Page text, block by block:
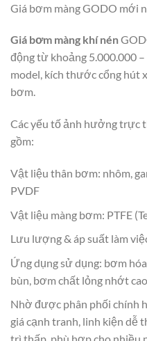
Giá bơm màng GODO mới
Giá bơm màng khí nén
động từ khoảng 5.000.000
model, kích thước cổng hút
bơm.
Các yếu tố ảnh hưởng trực
gồm:
Vật liệu thân bơm: nhôm,
PVDF
Vật liệu màng bơm: PTFE
Lưu lượng & áp suất làm
Ứng dụng sử dụng: bơm
bùn, bơm chất lỏng nhớt cao
Nhờ được phân phối chính
giá cạnh tranh, linh kiện dễ